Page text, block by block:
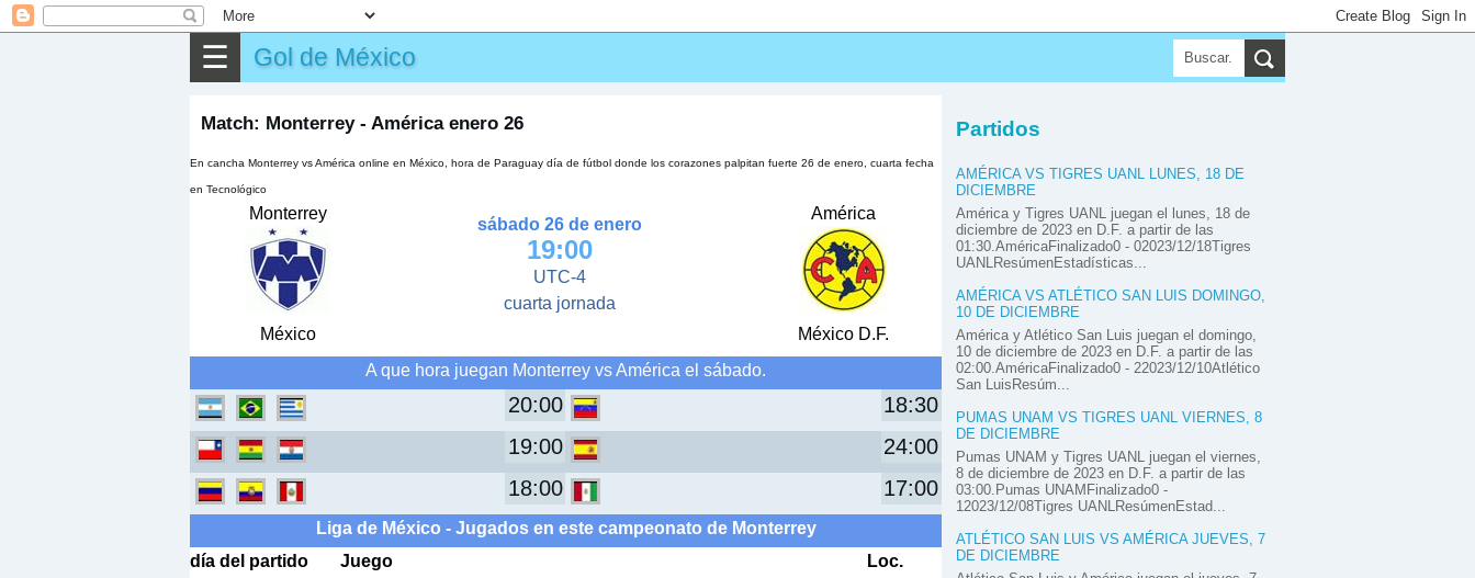
☰ Gol de México
Match: Monterrey - América enero 26
En cancha Monterrey vs América online en México, hora de Paraguay día de fútbol donde los corazones palpitan fuerte 26 de enero, cuarta fecha
en Tecnológico
Monterrey
México
sábado 26 de enero
19:00
UTC-4
cuarta jornada
América
México D.F.
A que hora juegan Monterrey vs América el sábado.
20:00
18:30
19:00
24:00
18:00
17:00
Liga de México - Jugados en este campeonato de Monterrey
día del partido
Juego
Loc.
Partidos
AMÉRICA VS TIGRES UANL LUNES, 18 DE
DICIEMBRE
América y Tigres UANL juegan el lunes, 18 de
diciembre de 2023 en D.F. a partir de las
01:30.AméricaFinalizado0 - 02023/12/18Tigres
UANLResúmenEstadísticas...
AMÉRICA VS ATLÉTICO SAN LUIS DOMINGO,
10 DE DICIEMBRE
América y Atlético San Luis juegan el domingo,
10 de diciembre de 2023 en D.F. a partir de las
02:00.AméricaFinalizado0 - 22023/12/10Atlético
San LuisResúm...
PUMAS UNAM VS TIGRES UANL VIERNES, 8
DE DICIEMBRE
Pumas UNAM y Tigres UANL juegan el viernes,
8 de diciembre de 2023 en D.F. a partir de las
03:00.Pumas UNAMFinalizado0 -
12023/12/08Tigres UANLResúmenEstad...
ATLÉTICO SAN LUIS VS AMÉRICA JUEVES, 7
DE DICIEMBRE
▶ Partidos
✎ Otros